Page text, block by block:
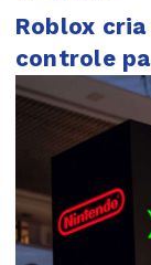
Roblox
controle